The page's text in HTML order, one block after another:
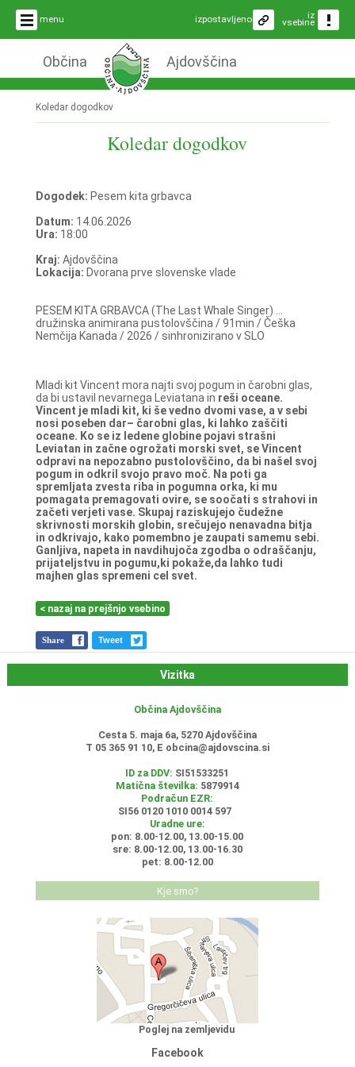
menu iz
vsebine
izpostavljeno
Občina Ajdovščina
Koledar dogodkov
Koledar dogodkov
Dogodek: Pesem kita grbavca
Datum: 14.06.2026
Ura: 18:00
Kraj: Ajdovščina
Lokacija: Dvorana prve slovenske vlade
PESEM KITA GRBAVCA (The Last Whale Singer) ...
družinska animirana pustolovščina / 91min / Češka
Nemčija Kanada / 2026 / sinhronizirano v SLO
Mladi kit Vincent mora najti svoj pogum in čarobni glas,
da bi ustavil nevarnega Leviatana in reši oceane.
Vincent je mladi kit, ki še vedno dvomi vase, a v sebi
nosi poseben dar– čarobni glas, ki lahko zaščiti
oceane. Ko se iz ledene globine pojavi strašni
Leviatan in začne ogrožati morski svet, se Vincent
odpravi na nepozabno pustolovščino, da bi našel svoj
pogum in odkril svojo pravo moč. Na poti ga
spremljata zvesta riba in pogumna orka, ki mu
pomagatapremagovati ovire, se soočati s strahovi in
začeti verjeti vase. Skupaj raziskujejo čudežne
skrivnosti morskih globin, srečujejo nenavadna bitja
in odkrivajo, kako pomembno jezaupati samemu sebi.
Ganljiva, napeta in navdihujoča zgodba o odraščanju,
prijateljstvu in pogumu,ki pokaže,da lahko tudi
majhen glas spremeni cel svet.
< nazaj na prejšnjo vsebino
Share Tweet
Vizitka
Občina Ajdovščina
Cesta 5. maja 6a, 5270 Ajdovščina
T 05 365 91 10, E obcina@ajdovscina.si
ID za DDV: SI51533251
Matična številka: 5879914
Podračun EZR:
SI56 0120 1010 0014 597
Uradne ure:
pon: 8.00-12.00, 13.00-15.00
sre: 8.00-12.00, 13.00-16.30
pet: 8.00-12.00
Kje smo?
Poglej na zemljevidu
Facebook